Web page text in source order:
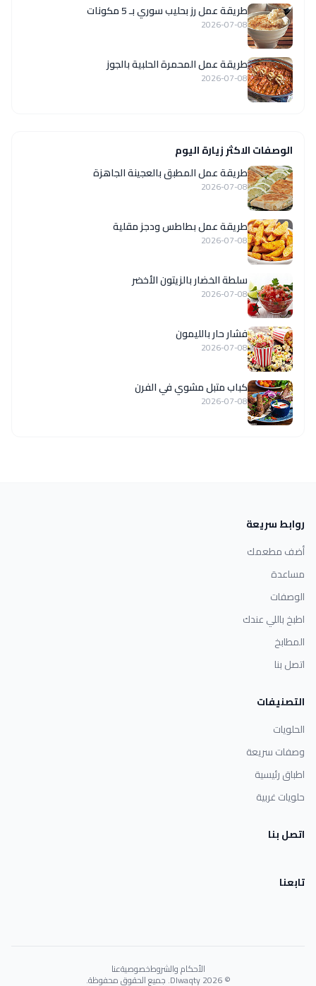
طريقة عمل رز بحليب سوري بـ 5 مكونات
2026-07-08
طريقة عمل المحمرة الحلبية بالجوز
2026-07-08
الوصفات الاكثر زيارة اليوم
طريقة عمل المطبق بالعجينة الجاهزة
2026-07-08
طريقة عمل بطاطس ودجز مقلية
2026-07-08
سلطة الخضار بالزيتون الأخضر
2026-07-08
فشار حار بالليمون
2026-07-08
كباب متبل مشوي في الفرن
2026-07-08
روابط سريعة
أضف مطعمك
مساعدة
الوصفات
اطبخ باللي عندك
المطابخ
اتصل بنا
التصنيفات
الحلويات
وصفات سريعة
اطباق رئيسية
حلويات غربية
اتصل بنا
تابعنا
الأحكام والشروطخصوصيةعنا
© 2026 Dlwaqty. جميع الحقوق محفوظة.